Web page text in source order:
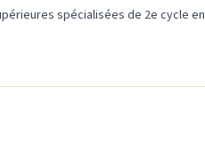
spécialisées de 2e cycle en